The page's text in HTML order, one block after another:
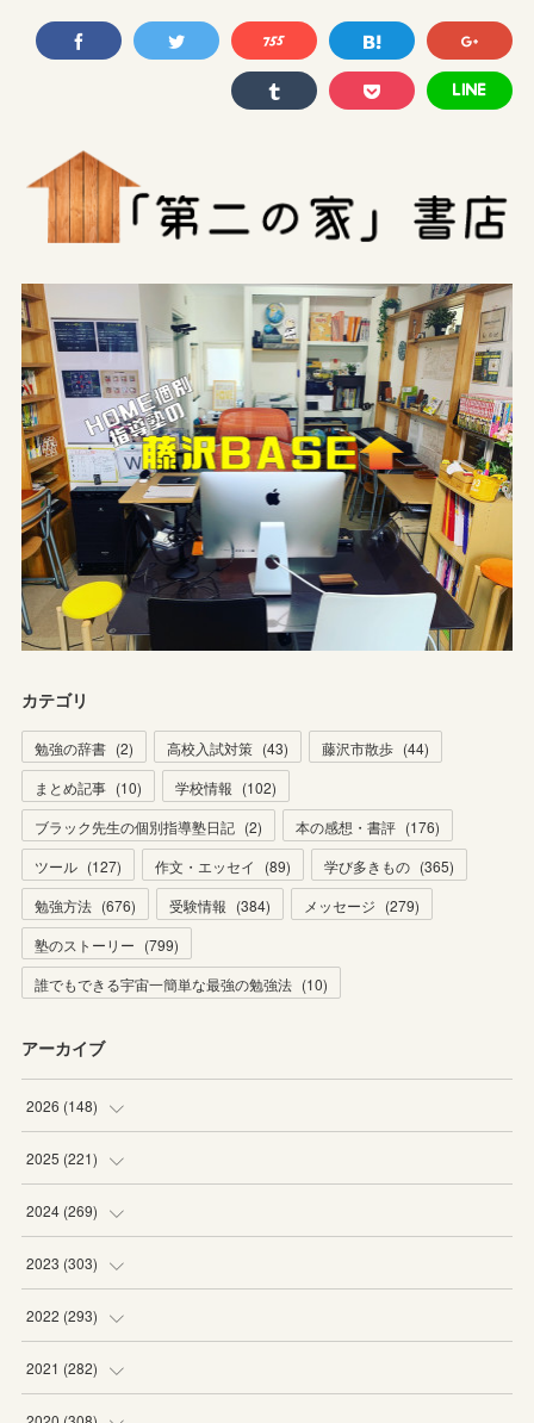
カテゴリ
勉強の辞書 (2) 高校入試対策 (43) 藤沢市散歩 (44)
まとめ記事 (10) 学校情報 (102)
ブラック先生の個別指導塾日記 (2) 本の感想・書評 (176)
ツール (127) 作文・エッセイ (89) 学び多きもの (365)
勉強方法 (676) 受験情報 (384) メッセージ (279)
塾のストーリー (799)
誰でもできる宇宙一簡単な最強の勉強法 (10)
アーカイブ
2026 (148)
(6)
(22
(20
(19
2025 (221)
(19
(20
(19
(20
2024 (269)
(16
(16
(21
(20
2023 (303)
(27
(25
(29
2022 (293)
(18
(27
2021 (282)
(19